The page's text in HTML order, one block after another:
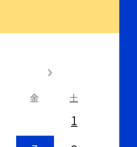
金 土
1